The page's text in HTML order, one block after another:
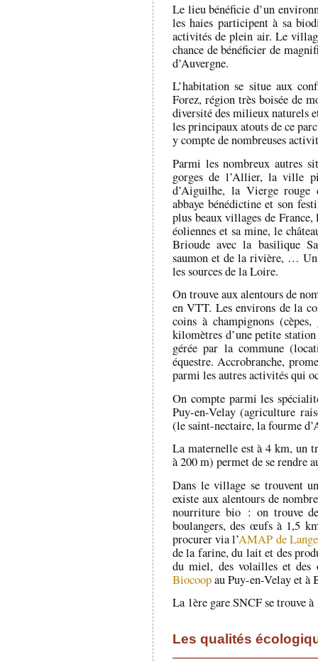
Le lieu bénéficie d’un
les haies participent à sa
activités de plein air. Le
chance de bénéficier de
d’Auvergne.
L’habitation se situe aux
Forez, région très boisée de
diversité des milieux naturels
les principaux atouts de ce
y compte de nombreuses
Parmi les nombreux autres
gorges de l’Allier, la ville
d’Aiguilhe, la Vierge rouge
abbaye bénédictine et son
plus beaux villages de
éoliennes et sa mine, le
Brioude avec la basilique
saumon et de la rivière, …
les sources de la Loire.
On trouve aux alentours de
en VTT. Les environs de la
coins à champignons
kilomètres d’une petite
gérée par la commune
équestre. Accrobranche,
parmi les autres activités qui
On compte parmi les
Puy-en-Velay (agriculture
(le saint-nectaire, la fourme
La maternelle est à 4 km, un
à 200 m) permet de se rendre
Dans le village se trouvent
existe aux alentours de
nourriture bio : on trouve de
boulangers, des œufs à 1,5
procurer via l’AMAP de
de la farine, du lait et des
du miel, des volailles et
Biocoopau Puy-en-Velay et à
La 1ère gare SNCF se trouve
Les qualités